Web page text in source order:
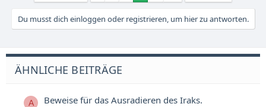
Du musst dich einloggen oder registrieren, um hier zu antworten.
ÄHNLICHE BEITRÄGE
A Beweise für das Ausradieren des Iraks.